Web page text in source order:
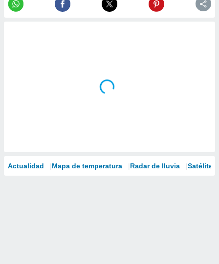
Actualidad Mapa de temperatura Radar de lluvia Satélites